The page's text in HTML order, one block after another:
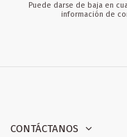
Puede darse de baja en
información de
CONTÁCTANOS